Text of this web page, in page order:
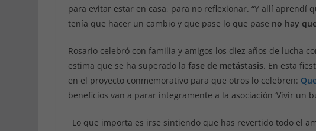
para evitar estar en casa, para no reflexionar. “Y allí aprendí
tenía que hacer un cambio y que pase lo que pase no hay
Rosario celebró con familia y amigos los diez años de lucha
estima que se ha superado la fase de metástasis. En esta
en el proyecto conmemorativo para que otros lo celebren:
beneficios van a parar íntegramente a la asociación ‘Vivir un
Lo que importa es irse sintiendo que has revertido todo el